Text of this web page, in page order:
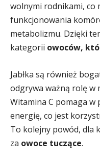
wolnymi rodnikami, co
funkcjonowania
metabolizmu. Dzięki
kategorii owoców,
Jabłka są również
odgrywa ważną rolę w
Witamina C pomaga w
energię, co jest
To kolejny powód, dla
za owoce tuczące.